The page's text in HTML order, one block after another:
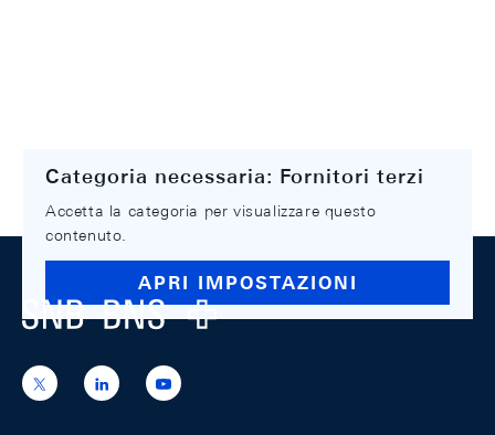
Categoria necessaria: Fornitori terzi
Accetta la categoria per visualizzare questo
contenuto.
APRI IMPOSTAZIONI
Footer
Logo
https://x.com/snb_bns
https://ch.linkedin.com/company/swiss-
national-
https://www.youtube.com/